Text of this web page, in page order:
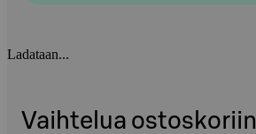
Ladataan...
Vaihtelua ostoskoriin